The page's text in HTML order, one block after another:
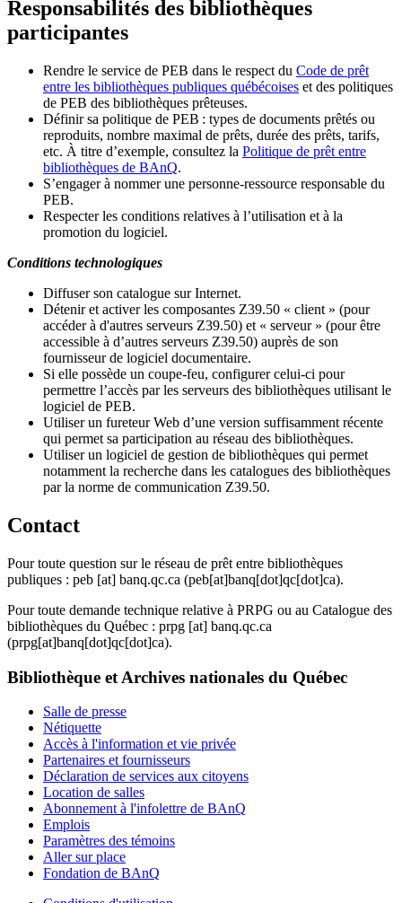
Responsabilités des bibliothèques
participantes
Rendre le service de PEB dans le respect du Code de prêt
entre les bibliothèques publiques québécoises et des politiques
de PEB des bibliothèques prêteuses.
Définir sa politique de PEB : types de documents prêtés ou
reproduits, nombre maximal de prêts, durée des prêts, tarifs,
etc. À titre d’exemple, consultez la Politique de prêt entre
bibliothèques de BAnQ.
S’engager à nommer une personne-ressource responsable du
PEB.
Respecter les conditions relatives à l’utilisation et à la
promotion du logiciel.
Conditions technologiques
Diffuser son catalogue sur Internet.
Détenir et activer les composantes Z39.50 « client » (pour
accéder à d'autres serveurs Z39.50) et « serveur » (pour être
accessible à d’autres serveurs Z39.50) auprès de son
fournisseur de logiciel documentaire.
Si elle possède un coupe-feu, configurer celui-ci pour
permettre l’accès par les serveurs des bibliothèques utilisant le
logiciel de PEB.
Utiliser un fureteur Web d’une version suffisamment récente
qui permet sa participation au réseau des bibliothèques.
Utiliser un logiciel de gestion de bibliothèques qui permet
notamment la recherche dans les catalogues des bibliothèques
par la norme de communication Z39.50.
Contact
Pour toute question sur le réseau de prêt entre bibliothèques
publiques : peb [at] banq.qc.ca (peb[at]banq[dot]qc[dot]ca).
Pour toute demande technique relative à PRPG ou au Catalogue des
bibliothèques du Québec : prpg [at] banq.qc.ca
(prpg[at]banq[dot]qc[dot]ca).
Bibliothèque et Archives nationales du Québec
Salle de presse
Nétiquette
Accès à l'information et vie privée
Partenaires et fournisseurs
Déclaration de services aux citoyens
Location de salles
Abonnement à l'infolettre de BAnQ
Emplois
Paramètres des témoins
Aller sur place
Fondation de BAnQ